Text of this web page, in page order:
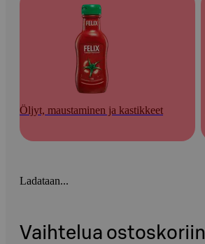
Öljyt, maustaminen ja kastikkeet
Ladataan...
Vaihtelua ostoskoriin